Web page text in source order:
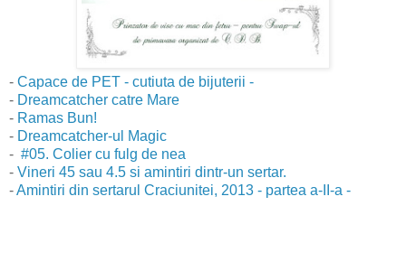
- Capace de PET - cutiuta de bijuterii -
- Dreamcatcher catre Mare
- Ramas Bun!
- Dreamcatcher-ul Magic
- #05. Colier cu fulg de nea
- Vineri 45 sau 4.5 si amintiri dintr-un sertar.
-Amintiri din sertarul Craciunitei, 2013 - partea a-II-a -